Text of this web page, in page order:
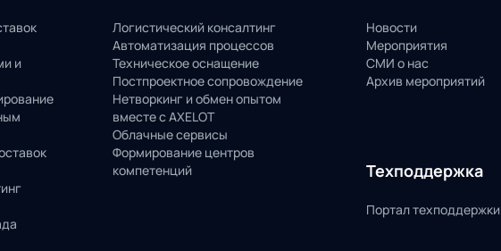
и
Логистический консалтинг
Автоматизация процессов
Техническое оснащение
Постпроектное сопровождение
Нетворкинг и обмен опытом
вместе с AXELOT
Облачные сервисы
Формирование центров
компетенций
Новости
Мероприятия
СМИ о нас
Архив мероприятий
Техподдержка
Портал техподдержки